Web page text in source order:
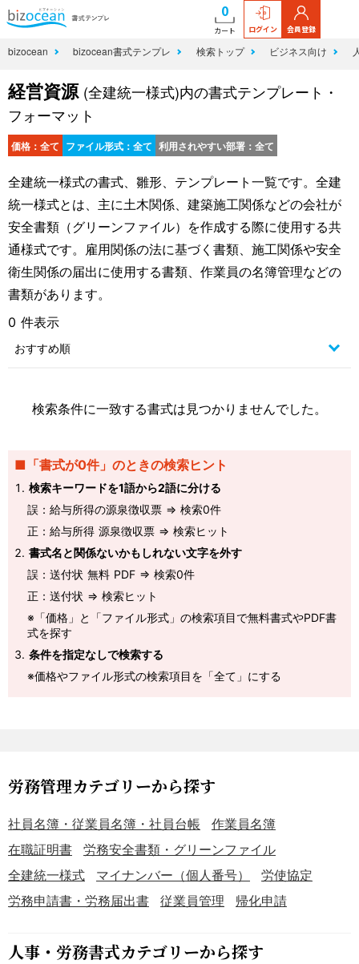
0
カート ログイン 会員登録
bizocean bizocean書式テンプレ 検索トップ ビジネス向け
経営資源 (全建統一様式)内の書式テンプレート・
フォーマット
価格：全て ファイル形式：全て 利用されやすい部署：全て
全建統一様式の書式、雛形、テンプレート一覧です。全建
統一様式とは、主に土木関係、建築施工関係などの会社が
安全書類（グリーンファイル）を作成する際に使用する共
通様式です。雇用関係の法に基づく書類、施工関係や安全
衛生関係の届出に使用する書類、作業員の名簿管理などの
書類があります。
0 件表示
検索条件に一致する書式は見つかりませんでした。
■「書式が0件」のときの検索ヒント
検索キーワードを1語から2語に分ける
誤：給与所得の源泉徴収票 ⇒ 検索0件
正：給与所得 源泉徴収票 ⇒ 検索ヒット
書式名と関係ないかもしれない文字を外す
誤：送付状 無料 PDF ⇒ 検索0件
正：送付状 ⇒ 検索ヒット
※「価格」と「ファイル形式」の検索項目で無料書式やPDF書
式を探す
条件を指定なしで検索する
※価格やファイル形式の検索項目を「全て」にする
労務管理カテゴリーから探す
社員名簿・従業員名簿・社員台帳
作業員名簿
在職証明書
労務安全書類・グリーンファイル
全建統一様式
マイナンバー（個人番号）
労使協定
労務申請書・労務届出書
従業員管理 帰化申請
人事・労務書式カテゴリーから探す